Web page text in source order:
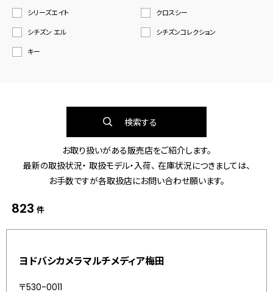
シリーズエイト
クロスシー
シチズン エル
シチズンコレクション
キー
検索する
お取り扱いがある販売店をご紹介します。
最新の取扱状況・ 取扱モデル・入荷、 在庫状況につきましては、
お手数ですが各取扱店にお問い合わせ願います。
823 件
ヨドバシカメラマルチメディア梅田
〒530-0011